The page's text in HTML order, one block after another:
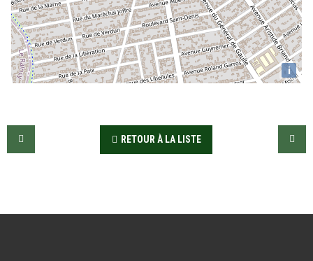
i
RETOUR À LA LISTE